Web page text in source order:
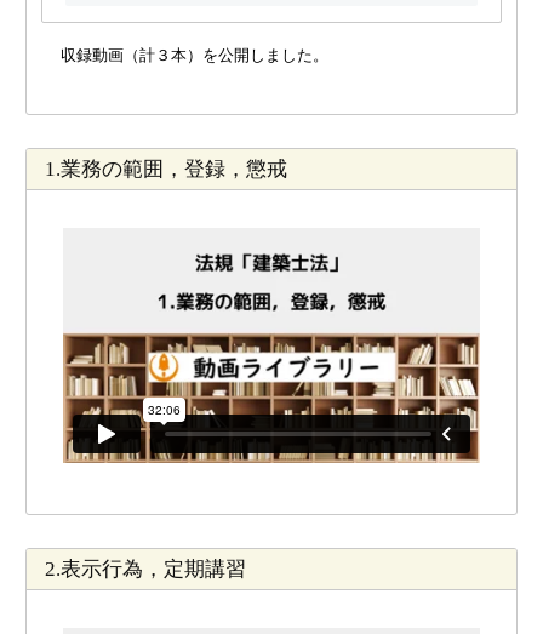
収録動画（計３本）を公開しました。
1.業務の範囲，登録，懲戒
2.表示行為，定期講習